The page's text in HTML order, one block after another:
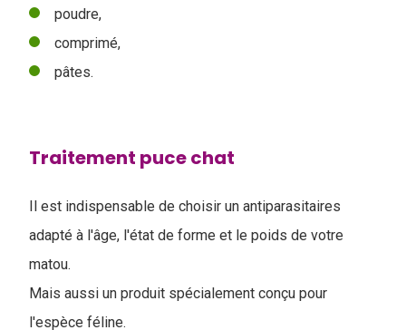
poudre,
comprimé,
pâtes.
Traitement puce chat
Il est indispensable de choisir un antiparasitaires
adapté à l'âge, l'état de forme et le poids de votre
matou.
Mais aussi un produit spécialement conçu pour
l'espèce féline.